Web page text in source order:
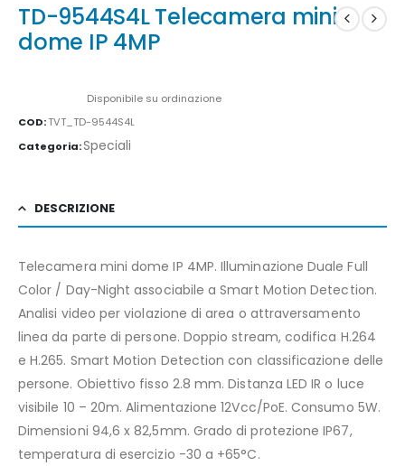
TD-9544S4L Telecamera mini
dome IP 4MP
Disponibile su ordinazione
COD:TVT_TD-9544S4L
Categoria:Speciali
DESCRIZIONE
Telecamera mini dome IP 4MP. Illuminazione Duale Full
Color / Day-Night associabile a Smart Motion Detection.
Analisi video per violazione di area o attraversamento
linea da parte di persone. Doppio stream, codifica H.264
e H.265. Smart Motion Detection con classificazione delle
persone. Obiettivo fisso 2.8 mm. Distanza LED IR o luce
visibile 10 – 20m. Alimentazione 12Vcc/PoE. Consumo 5W.
Dimensioni 94,6 x 82,5mm. Grado di protezione IP67,
temperatura di esercizio -30 a +65°C.